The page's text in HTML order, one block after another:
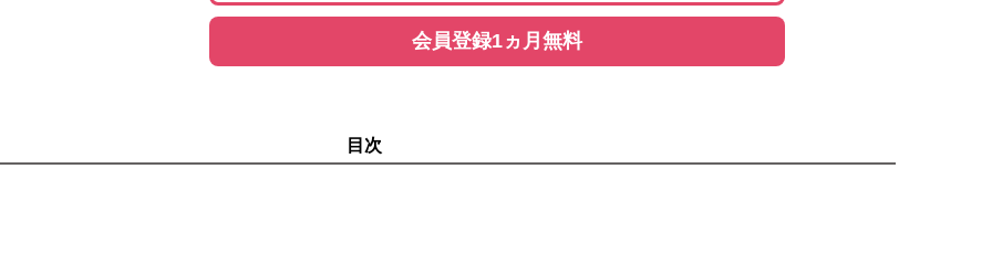
会員登録1ヵ月無料
目次